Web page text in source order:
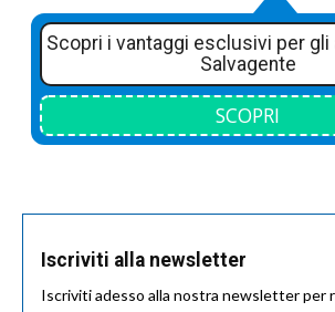
Scopri i vantaggi esclusivi per gli
Salvagente
SCOPRI
Iscriviti alla newsletter
Iscriviti adesso alla nostra newsletter per